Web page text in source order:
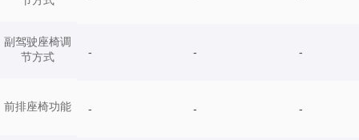
副驾驶座椅调
节方式
前排座椅功能
- - -
- - -